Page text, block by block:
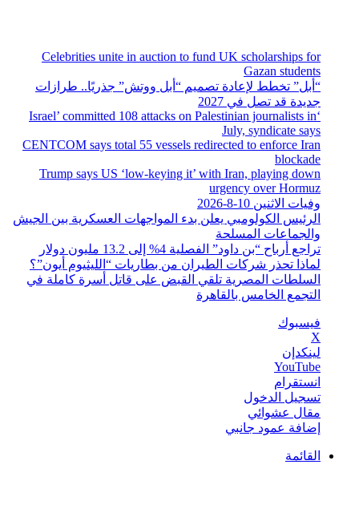
Celebrities unite in auction to fund UK scholarships for
Gazan students
“أبل” تخطط لإعادة تصميم “أبل ووتش” جذريًا.. طرازات
جديدة قد تصل في 2027
‘Israel’ committed 108 attacks on Palestinian journalists in
July, syndicate says
CENTCOM says total 55 vessels redirected to enforce Iran
blockade
Trump says US ‘low-keying it’ with Iran, playing down
urgency over Hormuz
وفيات الاثنين 10-8-2026
الرئيس الكولومبي يعلن بدء المواجهات العسكرية بين الجيش
والجماعات المسلحة
تراجع أرباح “بن داود” الفصلية 4% إلى 13.2 مليون دولار
لماذا تحذر شركات الطيران من بطاريات “الليثيوم أيون”؟
السلطات المصرية تلقي القبض على قاتل أسرة كاملة في
التجمع الخامس بالقاهرة
فيسبوك
‫X
لينكدإن
‫YouTube
انستقرام
تسجيل الدخول
مقال عشوائي
إضافة عمود جانبي
القائمة